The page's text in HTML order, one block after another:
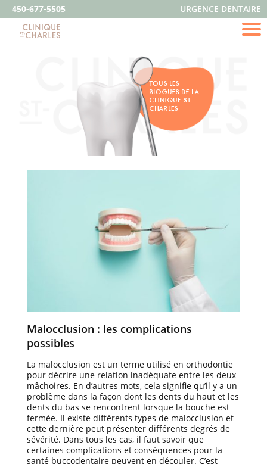
450-677-5505 URGENCE DENTAIRE
TOUS LES
BLOGUES DE LA
CLINIQUE ST
CHARLES
Malocclusion : les complications
possibles
La malocclusion est un terme utilisé en orthodontie
pour décrire une relation inadéquate entre les deux
mâchoires. En d’autres mots, cela signifie qu’il y a un
problème dans la façon dont les dents du haut et les
dents du bas se rencontrent lorsque la bouche est
fermée. Il existe différents types de malocclusion et
cette dernière peut présenter différents degrés de
sévérité. Dans tous les cas, il faut savoir que
certaines complications et conséquences pour la
santé buccodentaire peuvent en découler. C’est